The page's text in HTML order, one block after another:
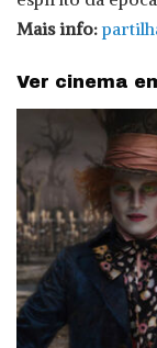
Mais info:
Ver cinema